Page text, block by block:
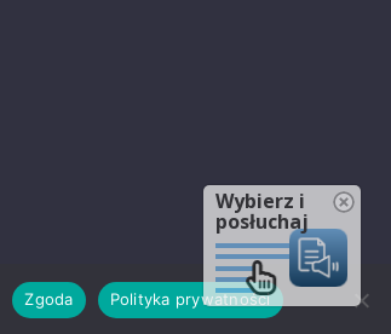
Zgoda Polityka prywatności
Wybierz i
posłuchaj